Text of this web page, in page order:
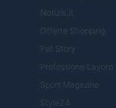
Notizie.it
Offerte Shopping
Pet Story
Professione Lavoro
Sport Magazine
Style24